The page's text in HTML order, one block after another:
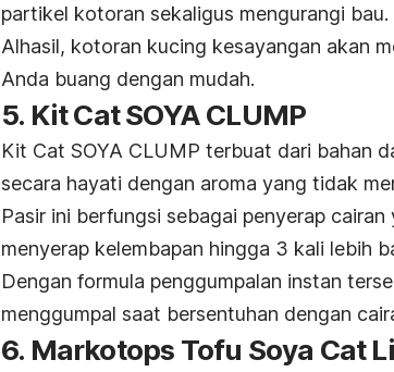
partikel kotoran sekaligus mengurangi bau.
Alhasil, kotoran kucing kesayangan akan
Anda buang dengan mudah.
5. Kit Cat SOYA CLUMP
Kit Cat SOYA CLUMP terbuat dari bahan
secara hayati dengan aroma yang tidak
Pasir ini berfungsi sebagai penyerap
menyerap kelembapan hingga 3 kali lebih
Dengan formula penggumpalan instan
menggumpal saat bersentuhan dengan
6. Markotops Tofu Soya Cat